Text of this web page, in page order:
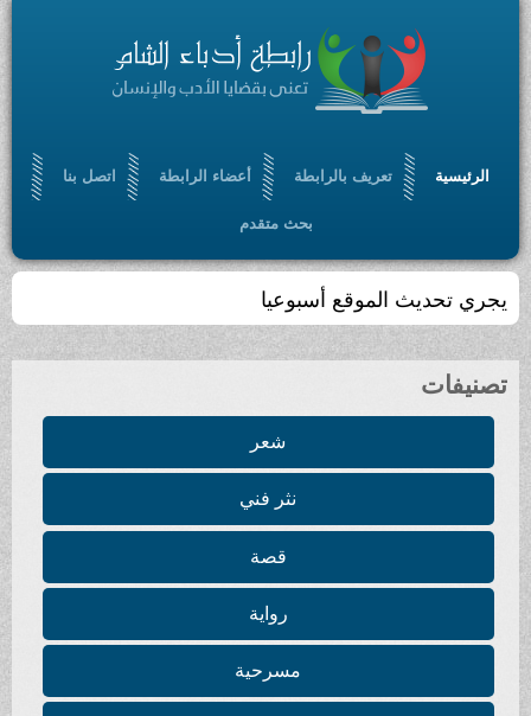
الرئيسية تعريف بالرابطة أعضاء الرابطة اتصل بنا
بحث متقدم
يجري تحديث الموقع أسبوعيا
تصنيفات
شعر
نثر فني
قصة
رواية
مسرحية